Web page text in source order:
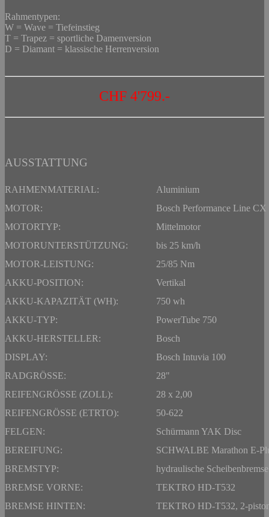
Rahmentypen:
W = Wave = Tiefeinstieg
T = Trapez = sportliche Damenversion
D = Diamant = klassische Herrenversion
CHF 4'799.-
AUSSTATTUNG
RAHMENMATERIAL:
Aluminium
MOTOR:
Bosch Performance Line CX
MOTORTYP:
Mittelmotor
MOTORUNTERSTÜTZUNG:
bis 25 km/h
MOTOR-LEISTUNG:
25/85 Nm
AKKU-POSITION:
Vertikal
AKKU-KAPAZITÄT (WH):
750 wh
AKKU-TYP:
PowerTube 750
AKKU-HERSTELLER:
Bosch
DISPLAY:
Bosch Intuvia 100
RADGRÖSSE:
28"
REIFENGRÖSSE (ZOLL):
28 x 2,00
REIFENGRÖSSE (ETRTO):
50-622
FELGEN:
Schürmann YAK Disc
BEREIFUNG:
SCHWALBE Marathon E-
BREMSTYP:
hydraulische Scheibenbremse
BREMSE VORNE:
TEKTRO HD-T532
BREMSE HINTEN:
TEKTRO HD-T532, 2-